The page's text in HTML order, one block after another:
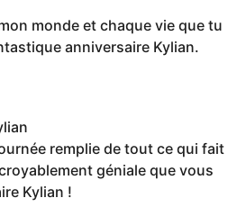
monde et chaque vie que tu
anniversaire Kylian.
remplie de tout ce qui fait
géniale que vous
Kylian !